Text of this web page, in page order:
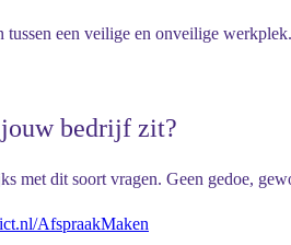
een veilige en onveilige werkplek.
bedrijf zit?
dit soort vragen. Geen gedoe,
AfspraakMaken